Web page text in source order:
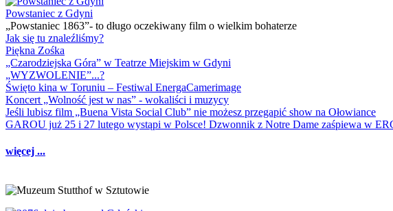
Powstaniec z Gdyni
„Powstaniec 1863”- to długo oczekiwany film o wielkim bohaterze
Jak się tu znaleźliśmy?
Piękna Zośka
„Czarodziejska Góra” w Teatrze Miejskim w Gdyni
„WYZWOLENIE”...?
Święto kina w Toruniu – Festiwal EnergaCamerimage
Koncert „Wolność jest w nas” - wokaliści i muzycy
Jeśli lubisz film „Buena Vista Social Club” nie możesz przegapić show na Ołowiance
GAROU już 25 i 27 lutego wystąpi w Polsce! Dzwonnik z Notre Dame zaśpiewa w
więcej ...